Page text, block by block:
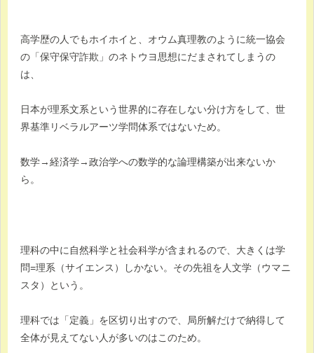
高学歴の人でもホイホイと、オウム真理教のように統一協会
の「保守保守詐欺」のネトウヨ思想にだまされてしまうの
は、
日本が理系文系という世界的に存在しない分け方をして、世
界基準リベラルアーツ学問体系ではないため。
数学→経済学→政治学への数学的な論理構築が出来ないか
ら。
理科の中に自然科学と社会科学が含まれるので、大きくは学
問=理系（サイエンス）しかない。その先祖を人文学（ウマニ
スタ）という。
理科では「定義」を区切り出すので、局所解だけで納得して
全体が見えてない人が多いのはこのため。